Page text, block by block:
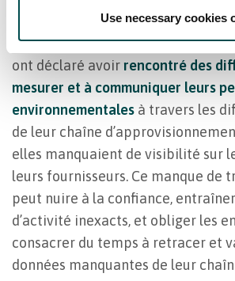
Use necessary cookies
Dans une enquête menée en 2023
Business Review, 79 % des
ont déclaré avoirrencontré des
mesurer et à communiquer leurs
environnementales à travers les
de leur chaîne
elles manquaient de visibilité sur
leurs fournisseurs. Ce manque de
peut nuire à la confiance,
d’activité inexacts, et obliger les
consacrer du temps à retracer et
données manquantes de leur